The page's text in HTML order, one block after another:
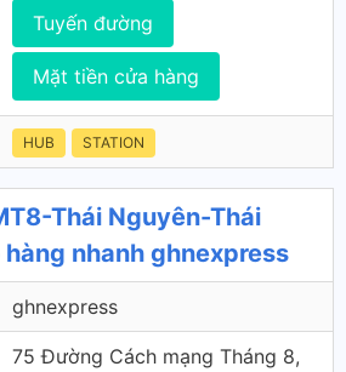
Tuyến đường
Mặt tiền cửa hàng
HUB STATION
Thái Nguyên-Thái
nhanh ghnexpress
ghnexpress
75 Đường Cách mạng Tháng 8,